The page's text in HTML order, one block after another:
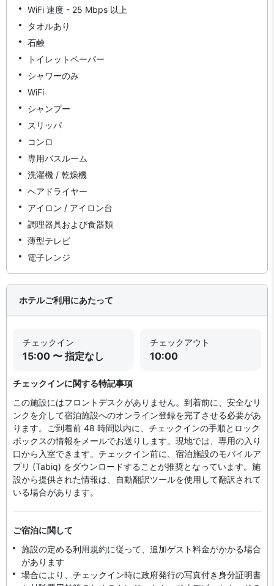
WiFi 速度 - 25 Mbps 以上
タオルあり
石鹸
トイレットペーパー
シャワーのみ
WiFi
シャンプー
スリッパ
コンロ
専用バスルーム
洗濯機 / 乾燥機
ヘアドライヤー
アイロン / アイロン台
調理器具および食器類
薄型テレビ
電子レンジ
ホテルご利用にあたって
チェックイン
15:00 〜 指定なし
チェックアウト
10:00
チェックインに関する特記事項
この施設にはフロントデスクがありません。到着前に、安全なリ
ンクを介して宿泊施設へのオンライン登録を完了させる必要があ
ります。ご到着前 48 時間以内に、チェックインの手順とロック
ボックスの情報をメールでお送りします。現地では、専用の入り
口から入室できます。チェックイン前に、宿泊施設のモバイルア
プリ (Tabiq) をダウンロードすることが推奨となっています。施
設から提供された情報は、自動翻訳ツールを使用して翻訳されて
いる場合があります。
ご宿泊に関して
施設の定める利用規約に従って、追加ゲスト料金がかかる場合
があります
場合により、チェックイン時に政府発行の写真付き身分証明書